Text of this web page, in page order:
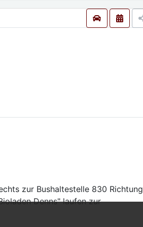
zur Bushaltestelle 830 Richtung
Denns" laufen zur